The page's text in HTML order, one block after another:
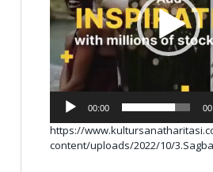
00:00
https://
content/uploads/2022/10/